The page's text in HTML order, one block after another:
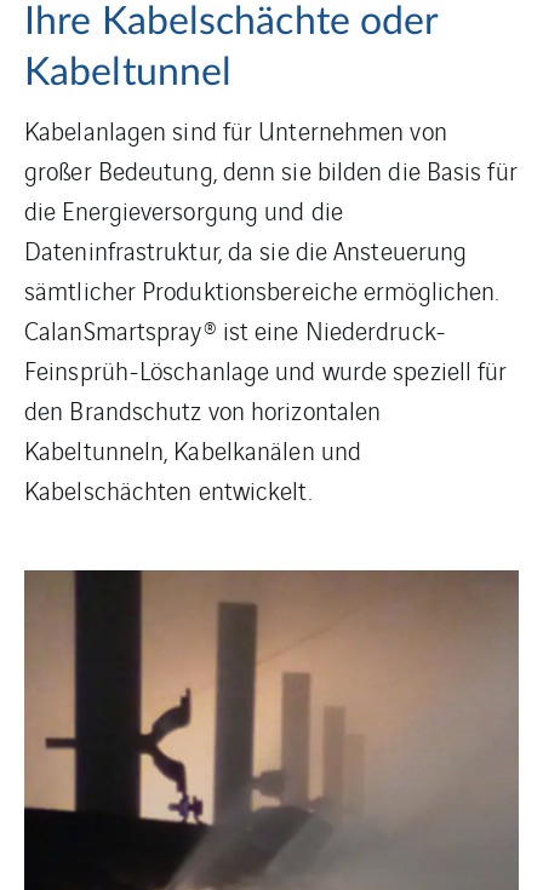
Kabeltunnel
Kabelanlagen sind für Unternehmen von
großer Bedeutung, denn sie bilden die Basis für
die Energieversorgung und die
Dateninfrastruktur, da sie die Ansteuerung
sämtlicher Produktionsbereiche ermöglichen.
CalanSmartspray® ist eine Niederdruck-
Feinsprüh-Löschanlage und wurde speziell für
den Brandschutz von horizontalen
Kabeltunneln, Kabelkanälen und
Kabelschächten entwickelt.